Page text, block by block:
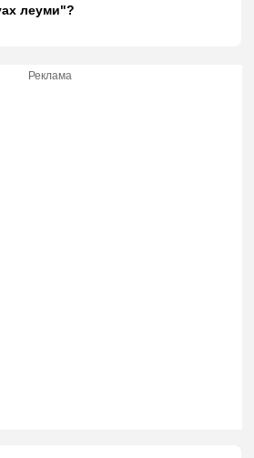
леуми"?
Реклама